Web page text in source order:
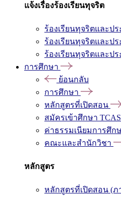
แจ้งเรื่องร้องเรียนทุจริต
ร้องเรียนทุจริตและป
ร้องเรียนทุจริตและป
ร้องเรียนทุจริตและป
การศึกษา
ย้อนกลับ
การศึกษา
หลักสูตรที่เปิดสอน
สมัครเข้าศึกษา TCAS
ค่าธรรมเนียมการศึก
คณะและสำนักวิชา
หลักสูตร
หลักสูตรที่เปิดสอน (ภ